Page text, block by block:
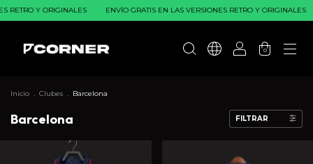
Y ORIGINALES ENVÍO GRATIS EN LAS VERSIONES RETRO Y ORIGINALES
0
Inicio . Clubes . Barcelona
Barcelona FILTRAR